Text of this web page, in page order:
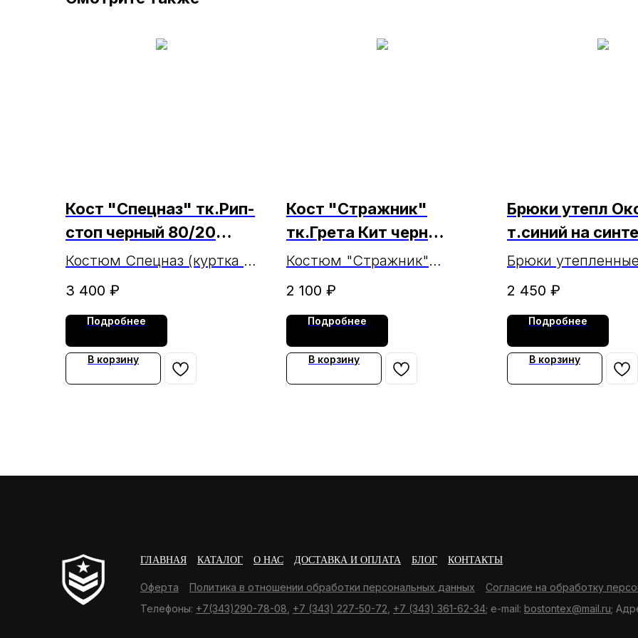
Кост "Спецназ" тк.Рип-
стоп черный 80/20
МАРКА
Костюм Спецназ (куртка и
брюки) тк.Рип-стоп черный
3 400 ₽
Подробнее
В корзину
Кост "Стражник"
тк.Грета Кит черн
МАРКА
Костюм "Стражник"
тк.Грета Кит черн МАРКА
2 100 ₽
Подробнее
В корзину
Брюки утепл
т.синий на
МАРКА (ЧЗ
Брюки
Оксфорд т. синий
2 450 ₽
Подробнее
В корзину
ГЛАВНАЯ КАТАЛОГ О НАС ДОСТАВКА И ОПЛАТА БЛОГ КОНТАКТЫ
Оферта Политика в отношении обработки персональных данных
Согласие на обработку
Телефоны: +7(343)290-78-08 +7 (343) 227-50-72 +7 (343) 361-62-34; e-mail: bostontex@mail.ru;